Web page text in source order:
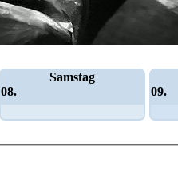
Samstag
08.
09.